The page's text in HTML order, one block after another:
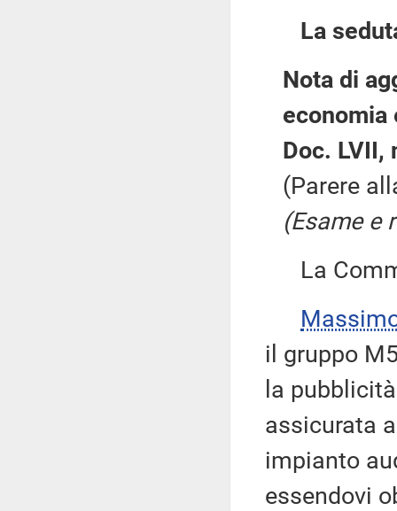
La
Nota di
economia
Doc. LVII,
(Parere
(Esame e
La
il gruppo
la
assicurata
impianto
essendovi